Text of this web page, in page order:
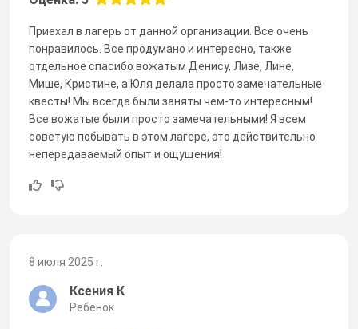
Приехал в лагерь от данной организации. Все очень
понравилось. Все продумано и интересно, также
отдельное спасибо вожатым Денису, Лизе, Лине,
Мише, Кристине, а Юля делала просто замечательные
квесты! Мы всегда были заняты чем-то интересным!
Все вожатые были просто замечательными! Я всем
советую побывать в этом лагере, это действительно
непередаваемый опыт и ощущения!
8 июля 2025 г.
Ксения К
Ребенок